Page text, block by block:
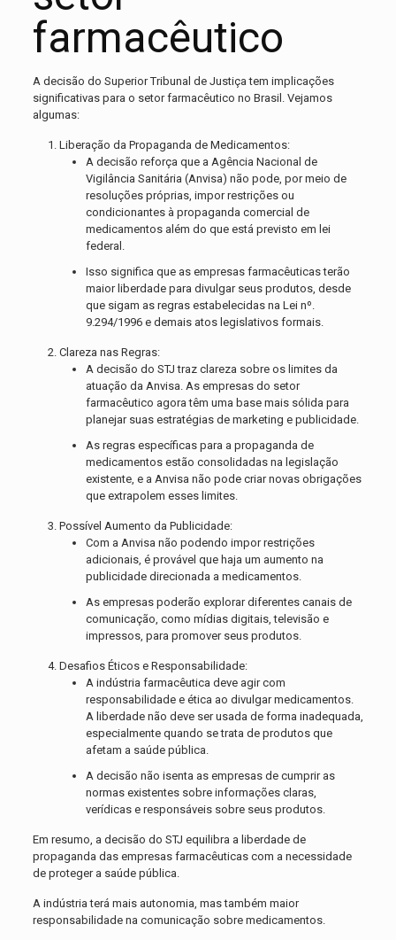
farmacêutico
A decisão do Superior Tribunal de Justiça tem implicações
significativas para o setor farmacêutico no Brasil. Vejamos
algumas:
Liberação da Propaganda de Medicamentos:
A decisão reforça que a Agência Nacional de
Vigilância Sanitária (Anvisa) não pode, por meio de
resoluções próprias, impor restrições ou
condicionantes à propaganda comercial de
medicamentos além do que está previsto em lei
federal.
Isso significa que as empresas farmacêuticas terão
maior liberdade para divulgar seus produtos, desde
que sigam as regras estabelecidas na Lei nº.
9.294/1996 e demais atos legislativos formais.
Clareza nas Regras:
A decisão do STJ traz clareza sobre os limites da
atuação da Anvisa. As empresas do setor
farmacêutico agora têm uma base mais sólida para
planejar suas estratégias de marketing e publicidade.
As regras específicas para a propaganda de
medicamentos estão consolidadas na legislação
existente, e a Anvisa não pode criar novas obrigações
que extrapolem esses limites.
Possível Aumento da Publicidade:
Com a Anvisa não podendo impor restrições
adicionais, é provável que haja um aumento na
publicidade direcionada a medicamentos.
As empresas poderão explorar diferentes canais de
comunicação, como mídias digitais, televisão e
impressos, para promover seus produtos.
Desafios Éticos e Responsabilidade:
A indústria farmacêutica deve agir com
responsabilidade e ética ao divulgar medicamentos.
A liberdade não deve ser usada de forma inadequada,
especialmente quando se trata de produtos que
afetam a saúde pública.
A decisão não isenta as empresas de cumprir as
normas existentes sobre informações claras,
verídicas e responsáveis sobre seus produtos.
Em resumo, a decisão do STJ equilibra a liberdade de
propaganda das empresas farmacêuticas com a necessidade
de proteger a saúde pública.
A indústria terá mais autonomia, mas também maior
responsabilidade na comunicação sobre medicamentos.